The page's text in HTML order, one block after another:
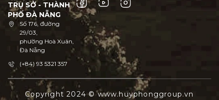
TRỤ SỞ - THÀNH
PHỐ ĐÀ NẴNG
Số 176, đường
29/03,
phường Hoà Xuân,
Đà Nẵng
(+84) 93 5321 357
Copyright 2024 © www.huyphonggroup.vn